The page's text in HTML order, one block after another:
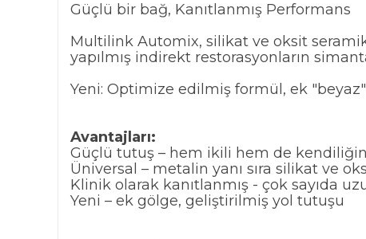
Güçlü bir bağ, Kanıtlanmış Performans
Multilink Automix, silikat ve oksit
yapılmış indirekt restorasyonların
Yeni: Optimize edilmiş formül, ek
Avantajları:
Güçlü tutuş – hem ikili hem de
Üniversal – metalin yanı sıra silikat ve
Klinik olarak kanıtlanmış - çok sayıda
Yeni – ek gölge, geliştirilmiş yol tutuşu